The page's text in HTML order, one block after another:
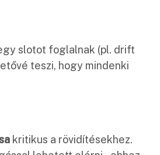
slotot foglalnak (pl. drift
teszi, hogy mindenki
kritikus a rövidítésekhez.